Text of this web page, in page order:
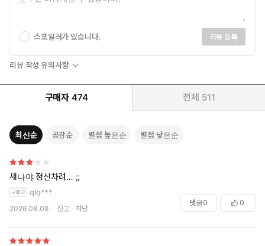
스포일러가 있습니다. 리뷰 등록
리뷰 작성 유의사항
구매자 474 전체 511
최신순 공감순 별점 높은순 별점 낮은순
새나야 정신차려… ;;
qlq***
2026.08.08 신고 차단
댓글0 0